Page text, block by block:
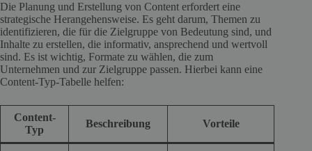
Die Planung und Erstellung von Content erfordert eine
strategische Herangehensweise. Es geht darum, Themen zu
identifizieren, die für die Zielgruppe von Bedeutung sind, und
Inhalte zu erstellen, die informativ, ansprechend und wertvoll
sind. Es ist wichtig, Formate zu wählen, die zum
Unternehmen und zur Zielgruppe passen. Hierbei kann eine
Content-Typ-Tabelle helfen:
Content-
Typ
Beschreibung Vorteile